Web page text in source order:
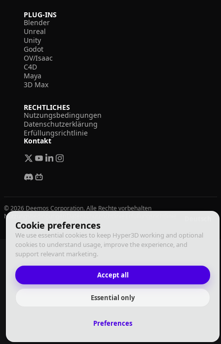
Cookie preferences
We use essential cookies to keep Hyper3D working and optional
cookies to understand usage, improve the experience, and
support relevant marketing.
Accept all
Essential only
Preferences
PLUG-INS
Blender
Unreal
Unity
Godot
OV/Isaac
C4D
Maya
3D Max
RECHTLICHES
Nutzungsbedingungen
Datenschutzerklärung
Erfüllungsrichtlinie
Kontakt
© 2026 Deemos Corporation. Alle Rechte vorbehalten
Nutzungsbedingungen